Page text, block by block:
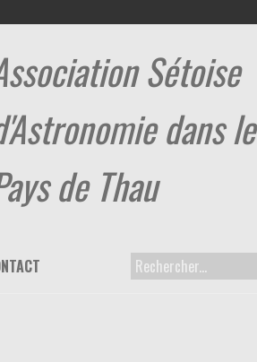
Sétoise
dans le
de Thau